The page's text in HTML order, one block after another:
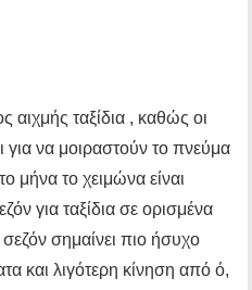
αιχμής ταξίδια , καθώς οι
για να μοιραστούν το πνεύμα
μήνα το χειμώνα είναι
για ταξίδια σε ορισμένα
σημαίνει πιο ήσυχο
και λιγότερη κίνηση από ό,